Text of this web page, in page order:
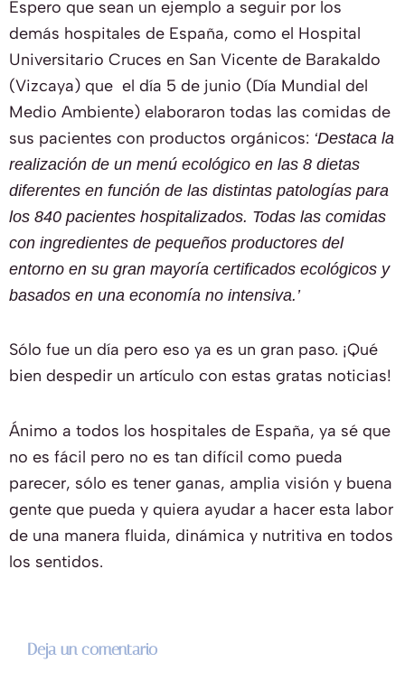
Espero que sean un ejemplo a seguir por los
demás hospitales de España, como el Hospital
Universitario Cruces en San Vicente de Barakaldo
(Vizcaya) que el día 5 de junio (Día Mundial del
Medio Ambiente) elaboraron todas las comidas de
sus pacientes con productos orgánicos: ‘Destaca la
realización de un menú ecológico en las 8 dietas
diferentes en función de las distintas patologías para
los 840 pacientes hospitalizados. Todas las comidas
con ingredientes de pequeños productores del
entorno en su gran mayoría certificados ecológicos y
basados en una economía no intensiva.’
Sólo fue un día pero eso ya es un gran paso. ¡Qué
bien despedir un artículo con estas gratas noticias!
Ánimo a todos los hospitales de España, ya sé que
no es fácil pero no es tan difícil como pueda
parecer, sólo es tener ganas, amplia visión y buena
gente que pueda y quiera ayudar a hacer esta labor
de una manera fluida, dinámica y nutritiva en todos
los sentidos.
Deja un comentario